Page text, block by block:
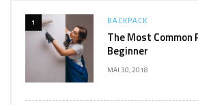
1 BACKPACK
The Most
Beginner
MAI 30, 2018